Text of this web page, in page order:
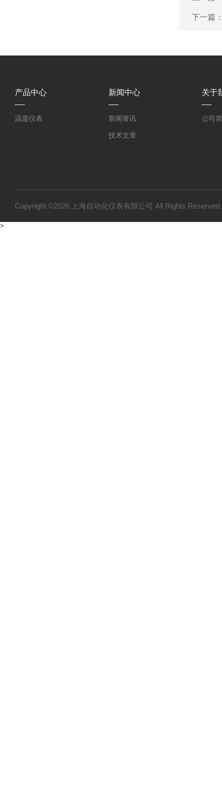
下一篇
产品中心
温度仪表
新闻中心
新闻资讯
技术文章
关于
公司
Copyright ©2026 上海自动化仪表有限公司 All Rights
>